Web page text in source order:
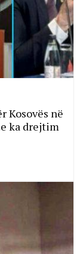
Kosovës në
ka drejtim